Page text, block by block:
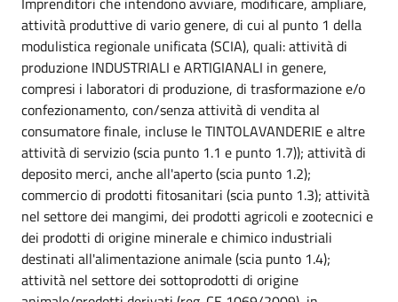
attività produttive di vario genere, di cui al punto 1 della
modulistica regionale unificata (SCIA), quali: attività di
produzione INDUSTRIALI e ARTIGIANALI in genere,
compresi i laboratori di produzione, di trasformazione e/o
confezionamento, con/senza attività di vendita al
consumatore finale, incluse le TINTOLAVANDERIE e altre
attività di servizio (scia punto 1.1 e punto 1.7)); attività di
deposito merci, anche all'aperto (scia punto 1.2);
commercio di prodotti fitosanitari (scia punto 1.3); attività
nel settore dei mangimi, dei prodotti agricoli e zootecnici e
dei prodotti di origine minerale e chimico industriali
destinati all'alimentazione animale (scia punto 1.4);
attività nel settore dei sottoprodotti di origine